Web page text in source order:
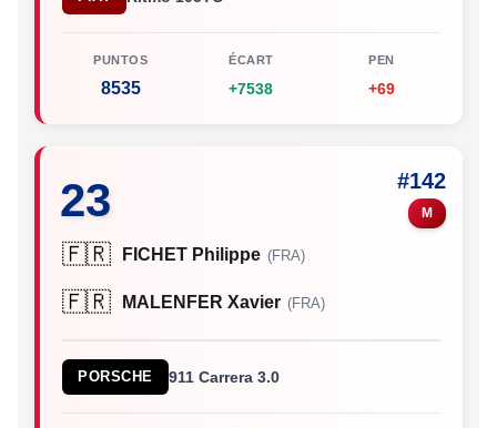
PUNTOS
8535
ÉCART
+7538
PEN
+69
23 #142
M
🇫🇷 FICHET Philippe (FRA)
🇫🇷 MALENFER Xavier (FRA)
PORSCHE 911 Carrera 3.0